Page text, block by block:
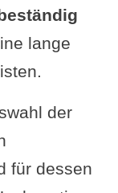
lange
der
für dessen